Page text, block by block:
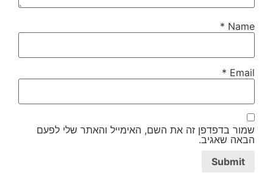
Name
*
Email
*
שמור בדפדפן זה את השם, האימייל והאתר שלי לפעם
הבאה שאגיב.